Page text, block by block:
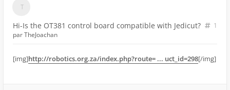
Hi-Is the OT381 control board compatible with Jedicut?
1
parTheJoachan
[img]http://robotics.org.za/index.php?route= ... uct_id=298[/img]